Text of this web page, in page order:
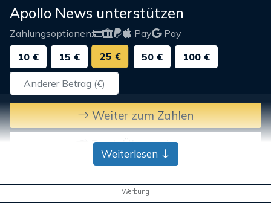
Apollo News unterstützen
Zahlungsoptionen: Pay
Pay
10 €
15 € 25 € 50 € 100 €
Weiter zum Zahlen
Bank-Überweisung
Weiterlesen
Werbung